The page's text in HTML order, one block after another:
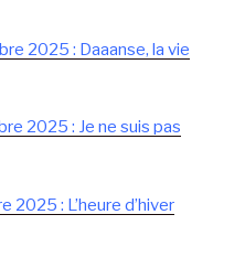
2025 : Daaanse, la vie
2025 : Je ne suis pas
: L’heure d’hiver